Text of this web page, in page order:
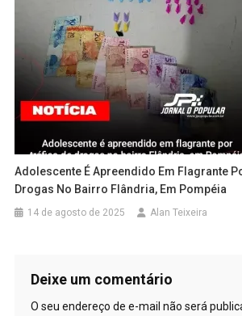
Adolescente É Apreendido Em Flagrante
Drogas No Bairro Flândria, Em Pompéia
14 de agosto de 2025 Alan Teixeira
Deixe um comentário
O seu endereço de e-mail não será